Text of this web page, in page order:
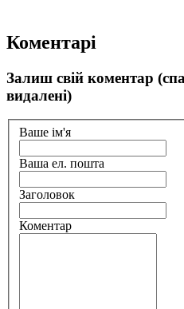
Коментарі
Залиш свій коментар
видалені)
Ваше ім'я
Ваша ел. пошта
Заголовок
Коментар